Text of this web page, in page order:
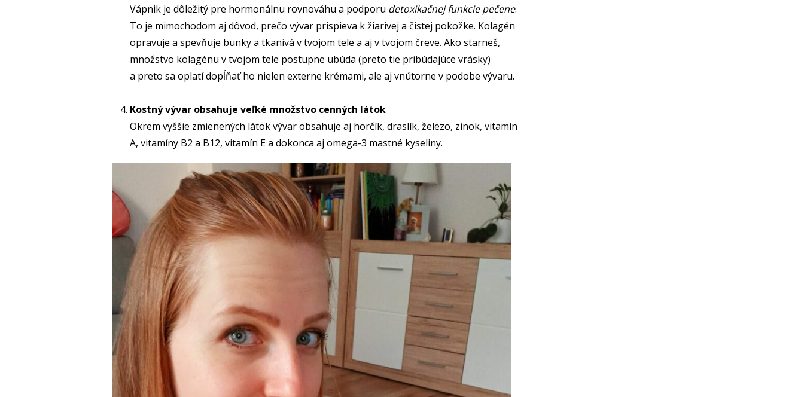
Vápnik je dôležitý pre hormonálnu rovnováhu a podporu detoxikačnej funkcie pečene.
To je mimochodom aj dôvod, prečo vývar prispieva k žiarivej a čistej pokožke. Kolagén
opravuje a spevňuje bunky a tkanivá v tvojom tele a aj v tvojom čreve. Ako starneš,
množstvo kolagénu v tvojom tele postupne ubúda (preto tie pribúdajúce vrásky)
a preto sa oplatí dopĺňať ho nielen externe krémami, ale aj vnútorne v podobe vývaru.
Kostný vývar obsahuje veľké množstvo cenných látok
Okrem vyššie zmienených látok vývar obsahuje aj horčík, draslík, železo, zinok, vitamín
A, vitamíny B2 a B12, vitamín E a dokonca aj omega-3 mastné kyseliny.